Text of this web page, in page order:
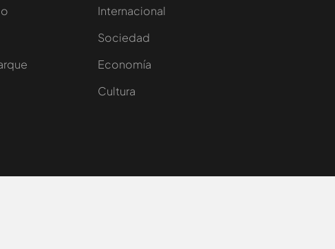
Internacional
Sociedad
Economía
Cultura